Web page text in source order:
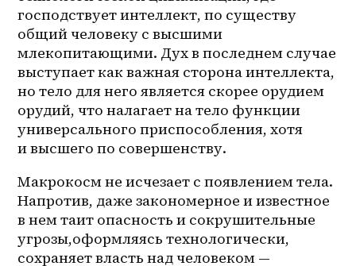
господствует интеллект, по существу
общий человеку с высшими
млекопитающими. Дух в последнем случае
выступает как важная сторона интеллекта,
но тело для него является скорее орудием
орудий, что налагает на тело функции
универсального приспособления, хотя
и высшего по совершенству.
Макрокосм не исчезает с появлением тела.
Напротив, даже закономерное и известное
в нем таит опасность и сокрушительные
угрозы,оформляясь технологически,
сохраняет власть над человеком —